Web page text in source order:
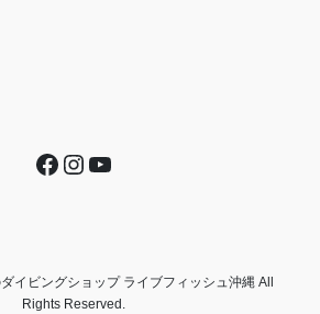
Facebook
Instagram
YouTube
イビングショップ ライブフィッシュ沖縄 All
Rights Reserved.